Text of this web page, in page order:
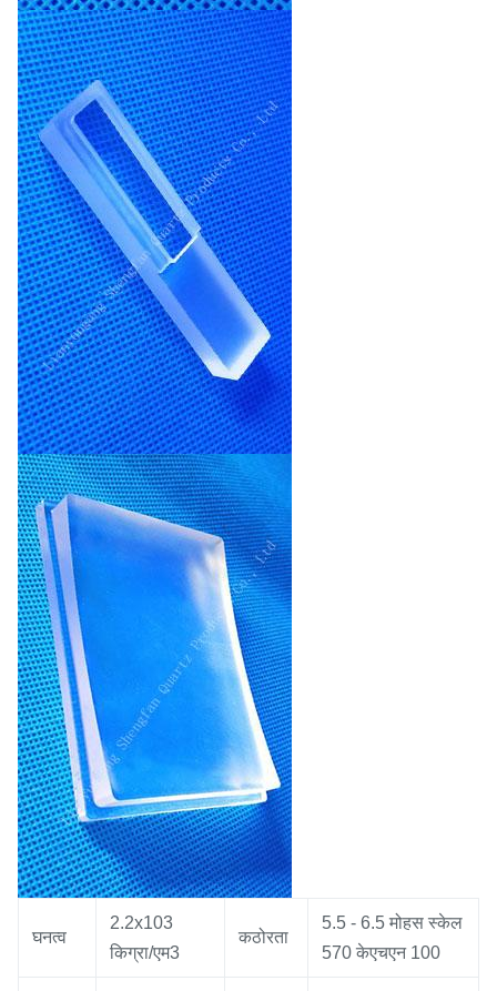
घनत्व
2.2x103
किग्रा/एम3
कठोरता
5.5 - 6.5 मोहस स्केल
570 केएचएन 100